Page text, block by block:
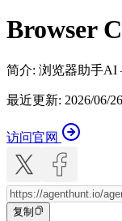
Browser
简介: 浏览器助手
最近更新: 2026/06/26
访问官网
复制